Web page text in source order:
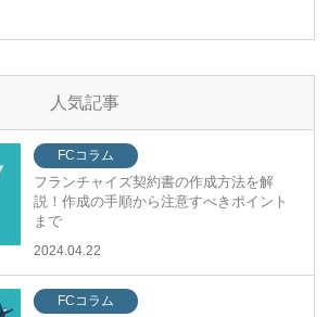
人気記事
FCコラム
フランチャイズ契約書の作成方法を解
説！作成の手順から注意すべきポイント
まで
2024.04.22
FCコラム